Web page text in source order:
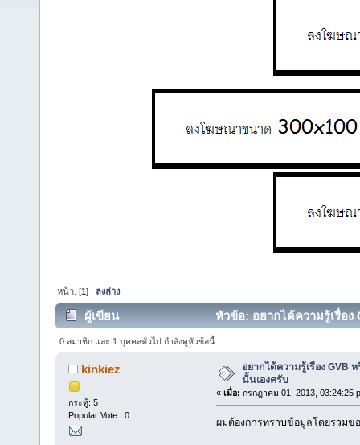
หน้า: [1] ลงล่าง
ผู้เขียน หัวข้อ: อยากได้ความรู้เรื่อ
0 สมาชิก และ 1 บุคคลทั่วไป กำลังดูหัวข้อนี้
kinkiez
กระทู้: 5
Popular Vote : 0
อยากได้ความรู้เรื่อง GVB
นั้นเองครับ
« เมื่อ: กรกฎาคม 01, 2013, 03:24:25
ผมต้องการทราบข้อมูลโดยรวมข